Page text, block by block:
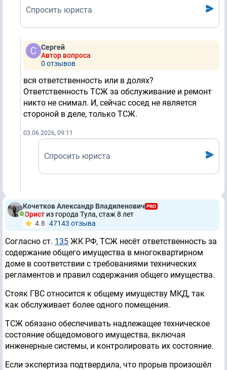
Спросить юриста
Сергей
Автор вопроса
0 отзывов
вся ответственность или в долях?
Ответственность ТСЖ за обслуживание и ремонт
никто не снимал. И, сейчас сосед не является
стороной в деле, только ТСЖ.
03.06.2026, 09:11
Спросить юриста
Кочетков Александр Владиленович PRO
Юрист из города Тула, стаж 8 лет
4.8 47143 отзывa
Согласно ст. 135 ЖК РФ, ТСЖ несёт ответственность за
содержание общего имущества в многоквартирном
доме в соответствии с требованиями технических
регламентов и правил содержания общего имущества.
Стояк ГВС относится к общему имуществу МКД, так
как обслуживает более одного помещения.
ТСЖ обязано обеспечивать надлежащее техническое
состояние общедомового имущества, включая
инженерные системы, и контролировать их состояние.
Если экспертиза подтвердила, что прорыв произошёл